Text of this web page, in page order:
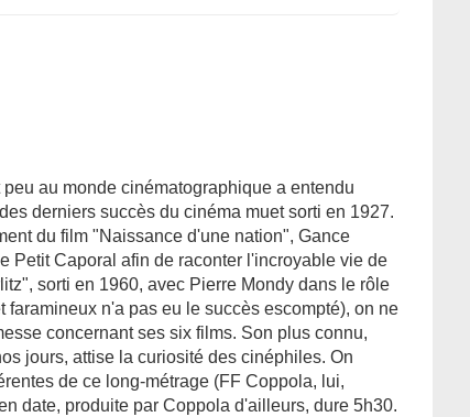
au monde cinématographique a entendu
derniers succès du cinéma muet sorti en 1927.
du film "Naissance d'une nation", Gance
Petit Caporal afin de raconter l'incroyable vie de
sorti en 1960, avec Pierre Mondy dans le rôle
n'a pas eu le succès escompté), on ne
concernant ses six films. Son plus connu,
jours, attise la curiosité des cinéphiles. On
de ce long-métrage (FF Coppola, lui,
date, produite par Coppola d'ailleurs, dure 5h30.